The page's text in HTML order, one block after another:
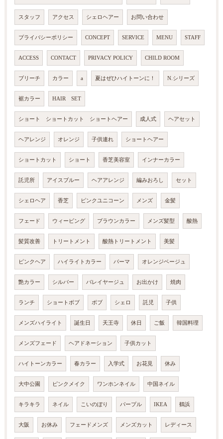
スタッフ アクセス シェロヘアー お問い合わせ
プライバシーポリシー CONCEPT SERVICE MENU STAFF
ACCESS CONTACT PRIVACY POLICY CHILD ROOM
ブリーチ カラー a 夏はぜひハイトーンに！ N.シリーズ
裾カラー HAIR SET
ショート ショートカット ショートヘアー 成人式 ヘアセット
ヘアレンジ オレンジ 子供連れ ショートヘアー
ショートカット ショート 香芝美容室 インナーカラー
託児所 アイスブルー ヘアアレンジ 編みおろし セット
シェロヘア 香芝 ピンクユニコーン メンズ 金髪
フェード ウィービング ブラウンカラー メンズ髪型 酸熱
髪質改善 トリートメント 酸熱トリートメント 美髪
ピンクヘア ハイライトカラー パーマ オレンジベージュ
艶カラー シルバー バレイヤージュ お出かけ 焼肉
ランチ ショートボブ ボブ シェロ 託児 子供
メンズハイライト 誕生日 天王寺 休日 ご飯 韓国料理
メンズフェード ヘアドネーション 子供カット
ハイトーンカラー 春カラー 入学式 お花見 休み
大中公園 ピンクメイク ワンホンネイル 中国ネイル
キラキラ ネイル こいのぼり パープル IKEA 鶴浜
大阪 お休み フェードメンズ メンズカット レディース